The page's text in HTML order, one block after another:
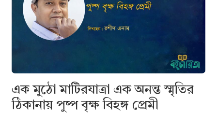
—
ছোট,
অদ্ভুত,
শেষ
হওয়ার
পরও
যার
এক মুঠো মাটিরযাত্রা এক অনন্ত স্মৃতির
ঠিকানায় পুষ্প বৃক্ষ বিহঙ্গ প্রেমী